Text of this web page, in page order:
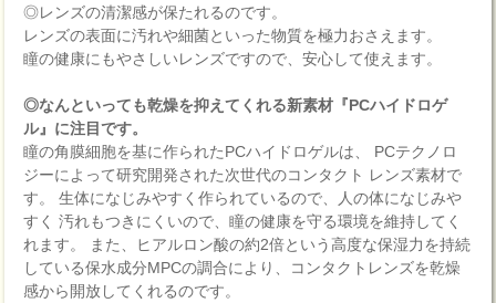
◎レンズの清潔感が保たれるのです。
レンズの表面に汚れや細菌といった物質を極力おさえます。
瞳の健康にもやさしいレンズですので、安心して使えます。
◎なんといっても乾燥を抑えてくれる新素材『PCハイドロゲ
ル』に注目です。
瞳の角膜細胞を基に作られたPCハイドロゲルは、 PCテクノロ
ジーによって研究開発された次世代のコンタクト レンズ素材で
す。 生体になじみやすく作られているので、人の体になじみや
すく 汚れもつきにくいので、瞳の健康を守る環境を維持してく
れます。 また、ヒアルロン酸の約2倍という高度な保湿力を持続
している保水成分MPCの調合により、コンタクトレンズを乾燥
感から開放してくれるのです。